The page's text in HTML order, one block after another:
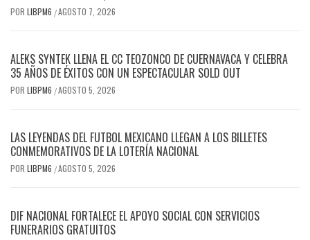
POR LIBPM6 /AGOSTO 7, 2026
ALEKS SYNTEK LLENA EL CC TEOZONCO DE CUERNAVACA Y CELEBRA
35 AÑOS DE ÉXITOS CON UN ESPECTACULAR SOLD OUT
POR LIBPM6 /AGOSTO 5, 2026
LAS LEYENDAS DEL FUTBOL MEXICANO LLEGAN A LOS BILLETES
CONMEMORATIVOS DE LA LOTERÍA NACIONAL
POR LIBPM6 /AGOSTO 5, 2026
DIF NACIONAL FORTALECE EL APOYO SOCIAL CON SERVICIOS
FUNERARIOS GRATUITOS